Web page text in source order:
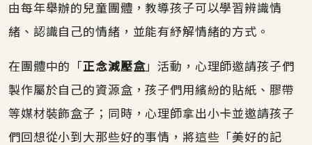
由每年舉辦的兒童團體，教導孩子可以學習辨識情
緒、認識自己的情緒，並能有紓解情緒的方式。
在團體中的「正念減壓盒」活動，心理師邀請孩子們
製作屬於自己的資源盒，孩子們用繽紛的貼紙、膠帶
等媒材裝飾盒子；同時，心理師拿出小卡並邀請孩子
們回想從小到大那些好的事情，將這些「美好的記